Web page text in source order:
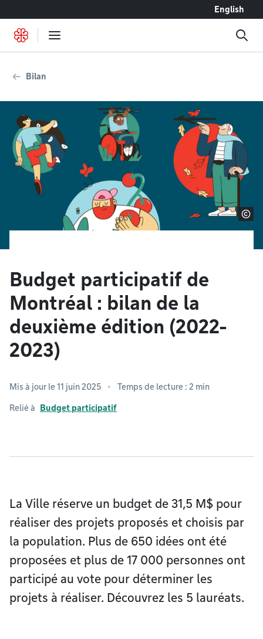
English
Bilan
Budget participatif de
Montréal : bilan de la
deuxième édition (2022-
2023)
Mis à jour le 11 juin 2025 Temps de lecture : 2 min
Relié à Budget participatif
La Ville réserve un budget de 31,5 M$ pour
réaliser des projets proposés et choisis par
la population. Plus de 650 idées ont été
proposées et plus de 17 000 personnes ont
participé au vote pour déterminer les
projets à réaliser. Découvrez les 5 lauréats.